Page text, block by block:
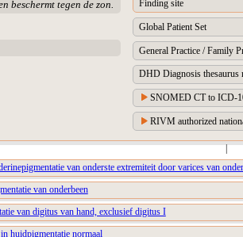
beschermt tegen de zon.
Finding site
Global Patient Set
General Practice / Family
DHD Diagnosis thesaurus
SNOMED CT to ICD-
RIVM authorized
|
van onderste extremiteit door varices van
van onderbeen
van digitus van hand, exclusief digitus I
huidpigmentatie normaal